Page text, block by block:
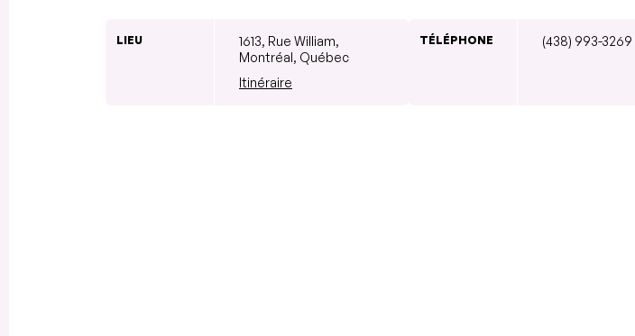
LIEU
1613, Rue William,
Montréal, Québec
Itinéraire
TÉLÉPHONE (438) 993-3269